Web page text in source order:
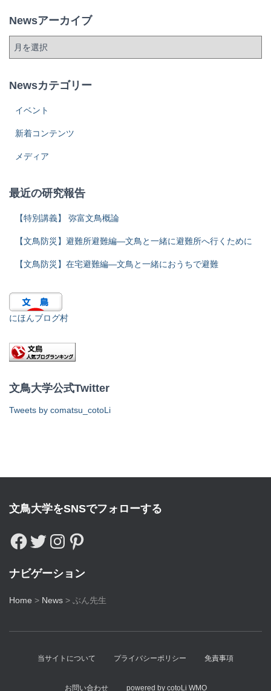
Newsアーカイブ
Newsカテゴリー
イベント
新着コンテンツ
メディア
最近の研究報告
【特別講義】 弥富文鳥概論
【文鳥防災】避難所避難編―文鳥と一緒に避難所へ行くために
【文鳥防災】在宅避難編―文鳥と一緒におうちで避難
にほんブログ村
文鳥大学公式Twitter
Tweets by comatsu_cotoLi
文鳥大学をSNSでフォローする
ナビゲーション
Home > News > ぶん先生
当サイトについて プライバシーポリシー 免責事項
お問い合わせ powered by cotoLi WMO